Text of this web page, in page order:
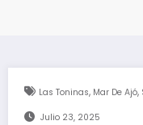
Las Toninas, Mar De Ajó,
Julio 23, 2025